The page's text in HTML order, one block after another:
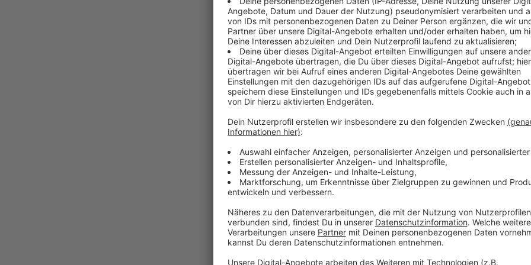
Comedy
Elvis Eifel - Der Podcast: "Alibi-
Anzeige
Anzeige
Vorstellen brauchen wir ihn euch nicht. Seit 2003
seine Späße am Telefon mit seinen Hörerinnen und
müssen am Ende mit lachen - wenn auch nicht
weitermachen möchte, benötigt er eure
dem mal ein Streich gespielt werden sollte? Dann
direkt in Kontakt! Er freut sich auf jede neue